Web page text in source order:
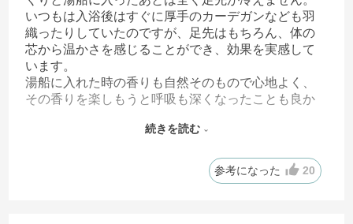
いつもは入浴後はすぐに厚手のカーデガンなども羽
織ったりしていたのですが、足先はもちろん、体の
芯から温かさを感じることができ、効果を実感して
います。
湯船に入れた時の香りも自然そのもので心地よく、
その香りを楽しもうと呼吸も深くなったことも良か
今回は商品を買った際のサンプルとして利用させて
きたいと思っています。今晩はとてもよく眠れそ
う。明日の肌の様子も楽しみです。これからも再春
続きを読む
参考になった 20